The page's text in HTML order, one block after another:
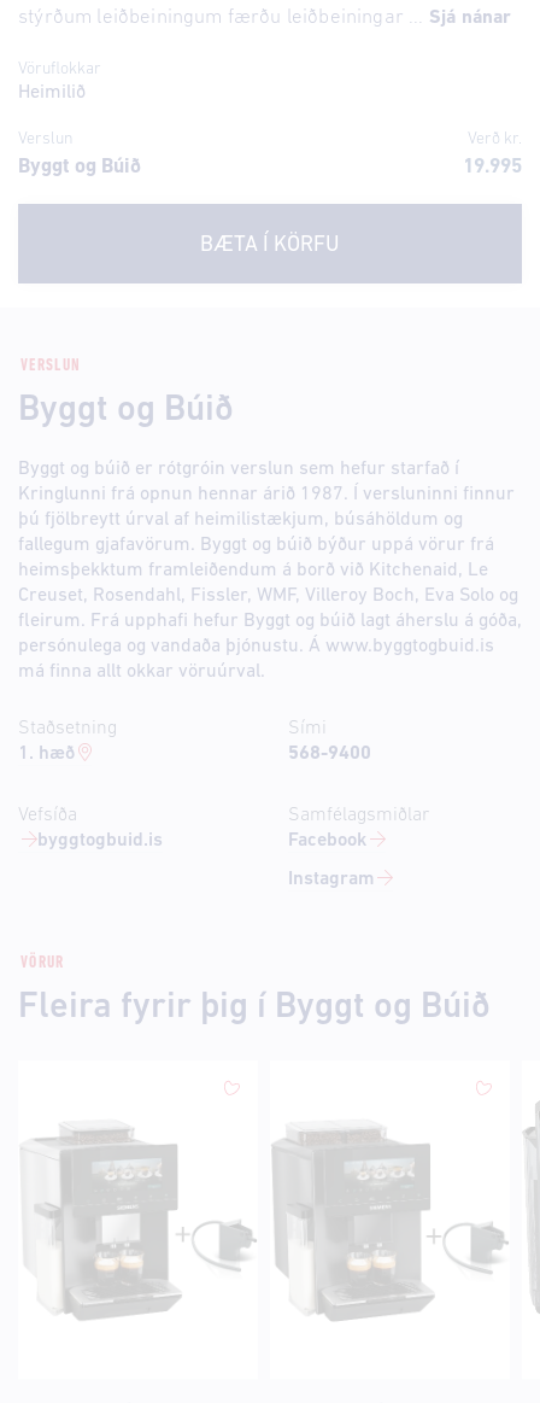
stýrðum leiðbeiningum færðu leiðbeiningar ... Sjá nánar
Vöruflokkar
Heimilið
Verslun Verð kr.
Byggt og Búið 19.995
BÆTA Í KÖRFU
VERSLUN
Byggt og Búið
Byggt og búið er rótgróin verslun sem hefur starfað í
Kringlunni frá opnun hennar árið 1987. Í versluninni finnur
þú fjölbreytt úrval af heimilistækjum, búsáhöldum og
fallegum gjafavörum. Byggt og búið býður uppá vörur frá
heimsþekktum framleiðendum á borð við Kitchenaid, Le
Creuset, Rosendahl, Fissler, WMF, Villeroy Boch, Eva Solo og
fleirum. Frá upphafi hefur Byggt og búið lagt áherslu á góða,
persónulega og vandaða þjónustu. Á www.byggtogbuid.is
má finna allt okkar vöruúrval.
Staðsetning
1. hæð
Vefsíða
byggtogbuid.is
Sími
568-9400
Samfélagsmiðlar
Facebook
Instagram
VÖRUR
Fleira fyrir þig í Byggt og Búið